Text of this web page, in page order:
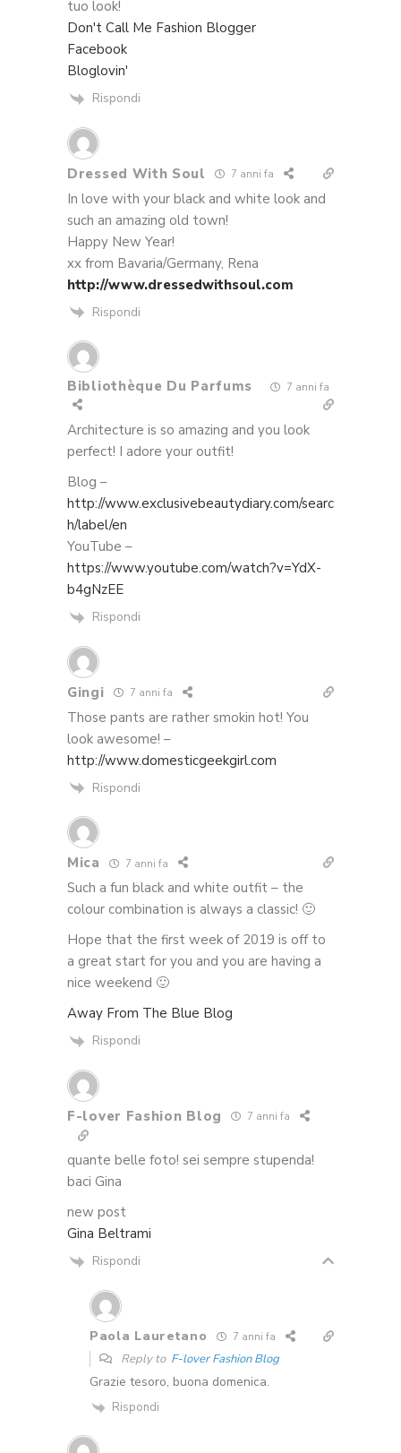
tuo look!
Don't Call Me Fashion Blogger
Facebook
Bloglovin'
Rispondi
Dressed With Soul 7 anni fa
In love with your black and white look and
such an amazing old town!
Happy New Year!
xx from Bavaria/Germany, Rena
http://www.dressedwithsoul.com
Rispondi
Bibliothèque Du Parfums 7 anni fa
Architecture is so amazing and you look
perfect! I adore your outfit!
Blog –
http://www.exclusivebeautydiary.com/searc
h/label/en
YouTube –
https://www.youtube.com/watch?v=YdX-
b4gNzEE
Rispondi
Gingi 7 anni fa
Those pants are rather smokin hot! You
look awesome! –
http://www.domesticgeekgirl.com
Rispondi
Mica 7 anni fa
Such a fun black and white outfit – the
colour combination is always a classic! 🙂
Hope that the first week of 2019 is off to
a great start for you and you are having a
nice weekend 🙂
Away From The Blue Blog
Rispondi
F-lover Fashion Blog 7 anni fa
quante belle foto! sei sempre stupenda!
baci Gina
new post
Gina Beltrami
Rispondi
Paola Lauretano 7 anni fa
Reply to F-lover Fashion Blog
Grazie tesoro, buona domenica.
Rispondi